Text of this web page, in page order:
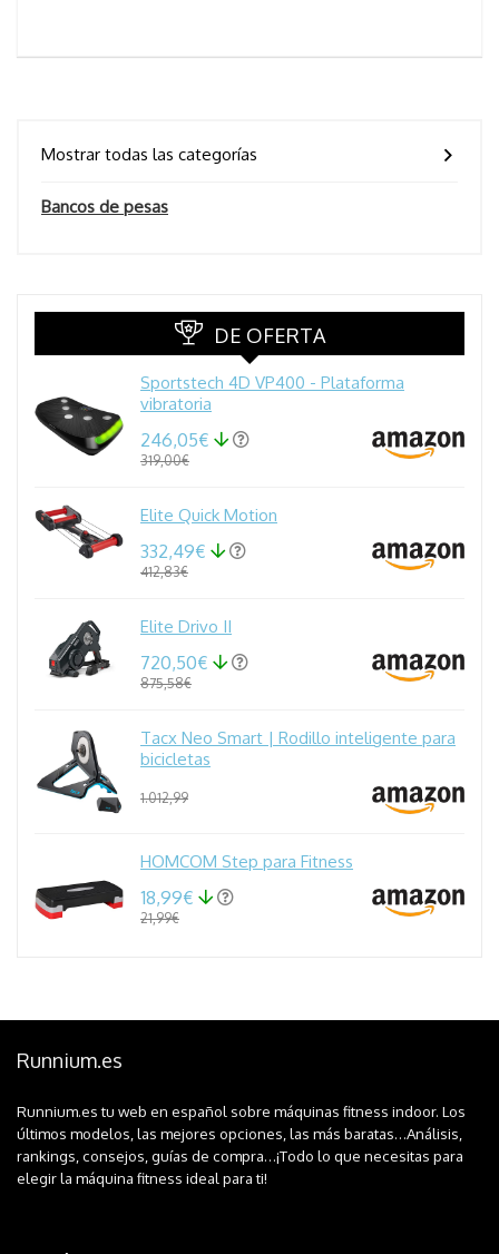
Mostrar todas las categorías
Bancos de pesas
DE OFERTA
Sportstech 4D VP400 - Plataforma
vibratoria
246,05€
319,00€
Elite Quick Motion
332,49€
412,83€
Elite Drivo II
720,50€
875,58€
Tacx Neo Smart | Rodillo inteligente para
bicicletas
1.012,99
HOMCOM Step para Fitness
18,99€
21,99€
Runnium.es
Runnium.es tu web en español sobre máquinas fitness indoor. Los
últimos modelos, las mejores opciones, las más baratas…Análisis,
rankings, consejos, guías de compra…¡Todo lo que necesitas para
elegir la máquina fitness ideal para ti!